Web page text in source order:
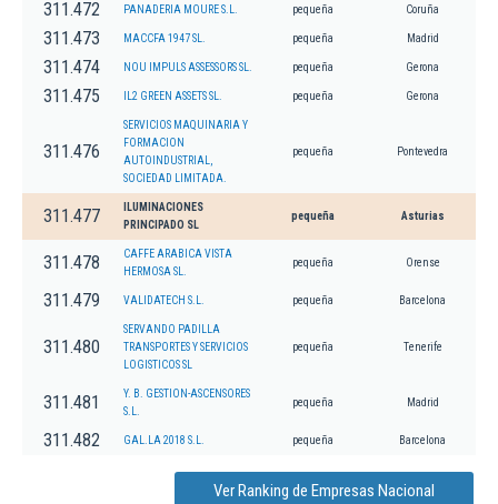
311.472 PANADERIA MOURE S.L. pequeña Coruña
311.473 MACCFA 1947 SL. pequeña Madrid
311.474 NOU IMPULS ASSESSORS SL. pequeña Gerona
311.475 IL2 GREEN ASSETS SL. pequeña Gerona
311.476
SERVICIOS MAQUINARIA Y
FORMACION
AUTOINDUSTRIAL,
SOCIEDAD LIMITADA.
pequeña Pontevedra
311.477
ILUMINACIONES
PRINCIPADO SL
pequeña Asturias
311.478
CAFFE ARABICA VISTA
HERMOSA SL.
pequeña Orense
311.479 VALIDATECH S.L. pequeña Barcelona
311.480
SERVANDO PADILLA
TRANSPORTES Y SERVICIOS
LOGISTICOS SL
pequeña Tenerife
311.481
Y. B. GESTION-ASCENSORES
S.L.
pequeña Madrid
311.482 GAL.LA 2018 S.L. pequeña Barcelona
Ver Ranking de Empresas Nacional